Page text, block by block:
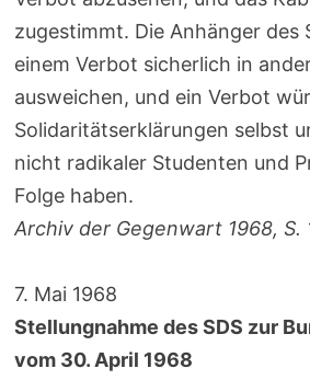
zugestimmt. Die Anhänger des
einem Verbot sicherlich in
ausweichen, und ein Verbot
Solidaritätserklärungen selbst
nicht radikaler Studenten und
Folge haben.
Archiv der Gegenwart 1968, S.
7. Mai 1968
Stellungnahme des SDS zur
vom 30. April 1968